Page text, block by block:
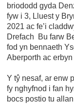
briododd gyda
fyw i 3, Lluest y
2021 ac fe’i
Drefach Bu farw
fod yn bennaeth
Aberporth ac
Y tŷ nesaf, ar enw
fy nghyfnod i fan
bocs postio tu